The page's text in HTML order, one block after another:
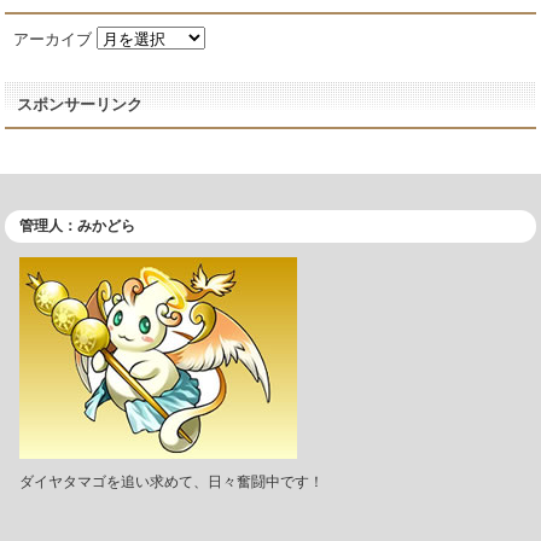
アーカイブ
スポンサーリンク
管理人：みかどら
ダイヤタマゴを追い求めて、日々奮闘中です！